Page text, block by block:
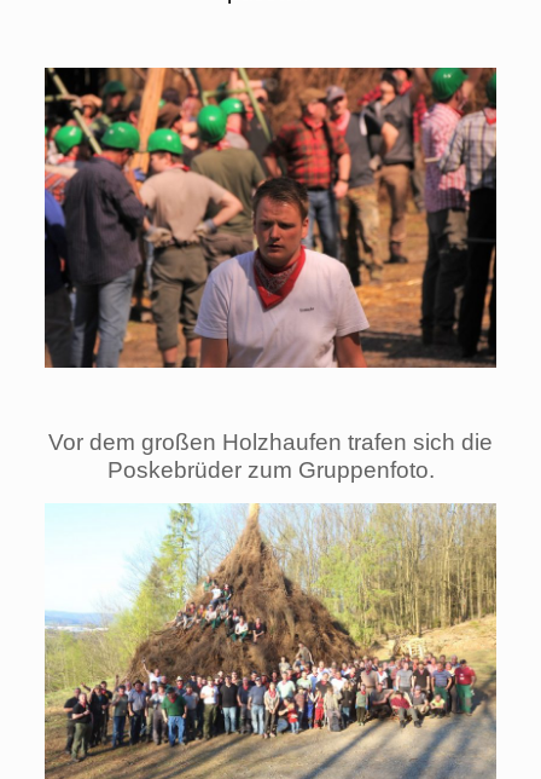
Vor dem großen Holzhaufen trafen sich die
Poskebrüder zum Gruppenfoto.